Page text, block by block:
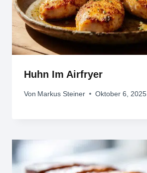
Huhn Im Airfryer
Von Markus Steiner Oktober 6, 2025